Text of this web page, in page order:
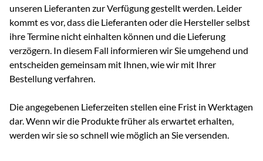
unseren Lieferanten zur Verfügung gestellt werden. Leider
kommt es vor, dass die Lieferanten oder die Hersteller selbst
ihre Termine nicht einhalten können und die Lieferung
verzögern. In diesem Fall informieren wir Sie umgehend und
entscheiden gemeinsam mit Ihnen, wie wir mit Ihrer
Bestellung verfahren.
Die angegebenen Lieferzeiten stellen eine Frist in Werktagen
dar. Wenn wir die Produkte früher als erwartet erhalten,
werden wir sie so schnell wie möglich an Sie versenden.